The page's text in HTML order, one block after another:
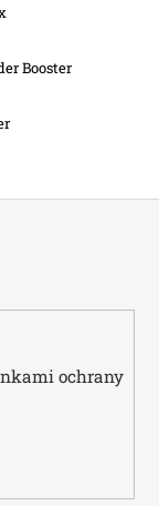
Booster
ochrany